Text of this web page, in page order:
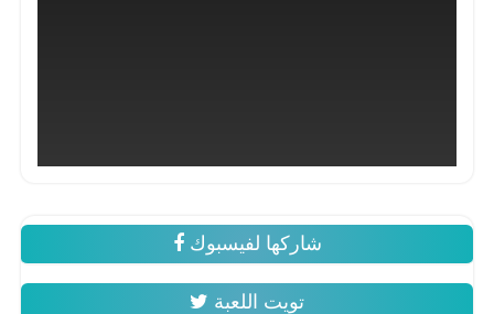
شاركها لفيسبوك
تويت اللعبة